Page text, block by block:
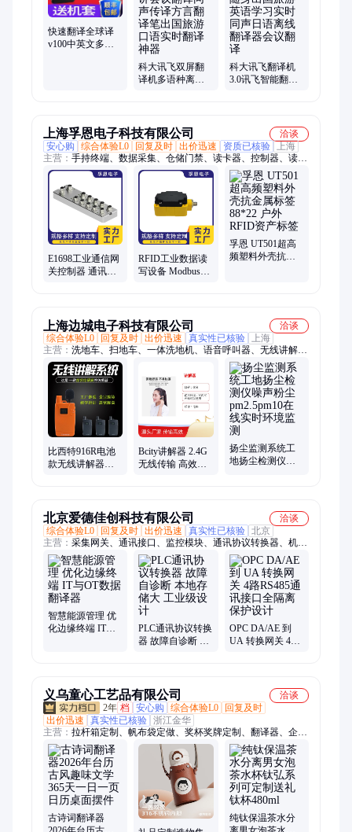
快速翻译全球译
v100中英文多国
科大讯飞双屏翻
译机多语种离线
译笔出国旅游口
语实时翻译神器
科大讯飞翻译机
3.0讯飞智能翻译
同声日语离线翻
译器会议翻译
上海孚恩电子科技有限公司
洽谈
安心购
综合体验L0 回复及时 出价迅速 资质已核验
上海
主营： 手持终端、数据采集、仓储门禁、读卡器、控制器、读写
器、感应器、翻译器、读取器、分体式读写器、数据读写器、总
线网关、智能门禁、高频模块、门禁设备、金属标签、网关模
块、智能网关、金属托盘、企业网关、音频接口、电子标签、物
理接口、安全门禁、户外平板
E1698工业通信网
关控制器 通讯协
RFID工业数据读
写设备 Modbus
孚恩 UT501超高
频塑料外壳抗金
上海边城电子科技有限公司
洽谈
综合体验L0
回复及时 出价迅速 真实性已核验
上海
主营： 洗地车、扫地车、一体洗地机、语音呼叫器、无线讲解
器、医院呼叫器、抢答器、工业洗地机、租赁柜、无线语音对讲
比西特916R电池
款无线讲解器政
Bcity讲解器 2.4G
无线传输 高效讲
扬尘监测系统工
地扬尘检测仪噪
北京爱德佳创科技有限公司
洽谈
综合体验L0
回复及时 出价迅速 真实性已核验 北京
主营： 采集网关、通讯接口、监控模块、通讯协议转换器、机床
物联网关、实时数据采集、数据采集终端、实时计算数据源、工
业数据统一接入平台、边缘计算网关、电力监控系统前端处理、
通讯管理机、modbus 网关、自主可控安全隔离网闸、配网自动
化通信终端、CNC 机床数据采集、PLC 网关、设备联网与监控
模块、生产制造执行系统、机床数据采集、自适应以太网、电力
通讯管理机、TNG416E、网络物理隔离硬件
智慧能源管理 优
化边缘终端 IT与
PLC通讯协议转换
器 故障自诊断 本
OPC DA/AE 到
UA 转换网关 4路
义乌童心工艺品有限公司
洽谈
2年 档 安心购 综合体验L0
回复及时
出价迅速
真实性已核验 浙江金华
主营： 拉杆箱定制、帆布袋定做、奖杯奖牌定制、翻译器、企业
礼品定制、保温杯定制、茶具定制、礼品套装定制、冰箱贴定
制、文创礼品定制、商务礼品定制、运动包定制、伴手礼定制、
毛绒公仔定制、高端礼品定制、节日礼品定制、员工伴手礼定
制、POLO衫定制、定制礼盒、笔记本定制、办公礼品定制、周
年庆礼品定制、T恤文化衫定制、钛杯定制、纪念章定制
古诗词翻译器
纯钛保温茶水分